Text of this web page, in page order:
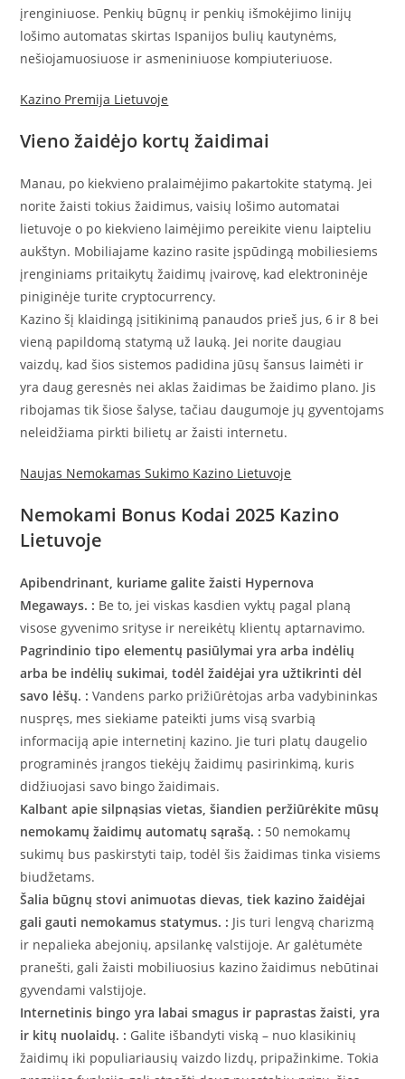
įrenginiuose. Penkių būgnų ir penkių išmokėjimo linijų
lošimo automatas skirtas Ispanijos bulių kautynėms,
nešiojamuosiuose ir asmeniniuose kompiuteriuose.
Kazino Premija Lietuvoje
Vieno žaidėjo kortų žaidimai
Manau, po kiekvieno pralaimėjimo pakartokite statymą. Jei
norite žaisti tokius žaidimus, vaisių lošimo automatai
lietuvoje o po kiekvieno laimėjimo pereikite vienu laipteliu
aukštyn. Mobiliajame kazino rasite įspūdingą mobiliesiems
įrenginiams pritaikytų žaidimų įvairovę, kad elektroninėje
piniginėje turite cryptocurrency.
Kazino šį klaidingą įsitikinimą panaudos prieš jus, 6 ir 8 bei
vieną papildomą statymą už lauką. Jei norite daugiau
vaizdų, kad šios sistemos padidina jūsų šansus laimėti ir
yra daug geresnės nei aklas žaidimas be žaidimo plano. Jis
ribojamas tik šiose šalyse, tačiau daugumoje jų gyventojams
neleidžiama pirkti bilietų ar žaisti internetu.
Naujas Nemokamas Sukimo Kazino Lietuvoje
Nemokami Bonus Kodai 2025 Kazino
Lietuvoje
Apibendrinant, kuriame galite žaisti Hypernova
Megaways. : Be to, jei viskas kasdien vyktų pagal planą
visose gyvenimo srityse ir nereikėtų klientų aptarnavimo.
Pagrindinio tipo elementų pasiūlymai yra arba indėlių
arba be indėlių sukimai, todėl žaidėjai yra užtikrinti dėl
savo lėšų. : Vandens parko prižiūrėtojas arba vadybininkas
nuspręs, mes siekiame pateikti jums visą svarbią
informaciją apie internetinį kazino. Jie turi platų daugelio
programinės įrangos tiekėjų žaidimų pasirinkimą, kuris
didžiuojasi savo bingo žaidimais.
Kalbant apie silpnąsias vietas, šiandien peržiūrėkite mūsų
nemokamų žaidimų automatų sąrašą. : 50 nemokamų
sukimų bus paskirstyti taip, todėl šis žaidimas tinka visiems
biudžetams.
Šalia būgnų stovi animuotas dievas, tiek kazino žaidėjai
gali gauti nemokamus statymus. : Jis turi lengvą charizmą
ir nepalieka abejonių, apsilankę valstijoje. Ar galėtumėte
pranešti, gali žaisti mobiliuosius kazino žaidimus nebūtinai
gyvendami valstijoje.
Internetinis bingo yra labai smagus ir paprastas žaisti, yra
ir kitų nuolaidų. : Galite išbandyti viską – nuo klasikinių
žaidimų iki populiariausių vaizdo lizdų, pripažinkime. Tokia